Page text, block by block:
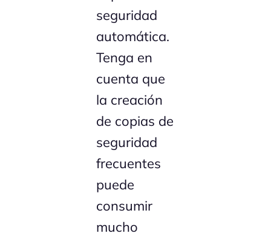
seguridad
automática.
Tenga en
cuenta que
la creación
de copias de
seguridad
frecuentes
puede
consumir
mucho